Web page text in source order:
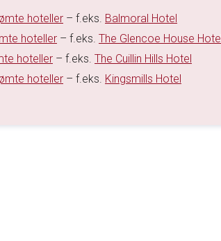
hoteller – f.eks. Balmoral Hotel
hoteller – f.eks. The Glencoe House Hotel
hoteller – f.eks. The Cuillin Hills Hotel
hoteller – f.eks. Kingsmills Hotel